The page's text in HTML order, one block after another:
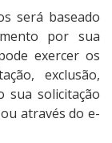
será baseado
por sua
exercer os
exclusão,
sua solicitação
através do e-